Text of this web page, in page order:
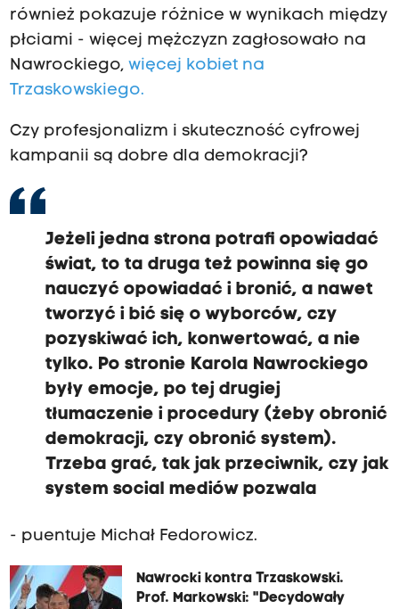
również pokazuje różnice w wynikach między
płciami - więcej mężczyzn zagłosowało na
Nawrockiego, więcej kobiet na
Trzaskowskiego.
Czy profesjonalizm i skuteczność cyfrowej
kampanii są dobre dla demokracji?
Jeżeli jedna strona potrafi opowiadać
świat, to ta druga też powinna się go
nauczyć opowiadać i bronić, a nawet
tworzyć i bić się o wyborców, czy
pozyskiwać ich, konwertować, a nie
tylko. Po stronie Karola Nawrockiego
były emocje, po tej drugiej
tłumaczenie i procedury (żeby obronić
demokracji, czy obronić system).
Trzeba grać, tak jak przeciwnik, czy jak
system social mediów pozwala
- puentuje Michał Fedorowicz.
Nawrocki kontra Trzaskowski.
Prof. Markowski: "Decydowały